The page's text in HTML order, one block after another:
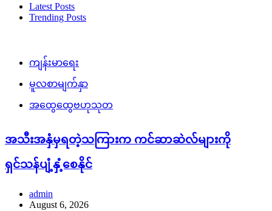
Latest Posts
Trending Posts
ကျန်းမာရေး
မူလစာမျက်နှာ
အထွေထွေဗဟုသုတ
အသီးအနှံမှရတဲ့သကြားက ကင်ဆာဆဲလ်များကို
ရှင်သန်ပျံ့နှံ့စေနိုင်
admin
August 6, 2026